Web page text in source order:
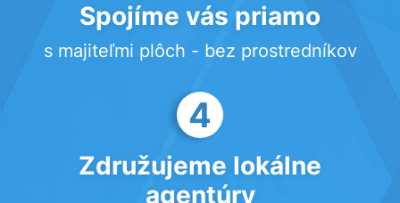
Spojíme vás priamo
s majiteľmi plôch - bez prostredníkov
4
Združujeme lokálne
agentúry